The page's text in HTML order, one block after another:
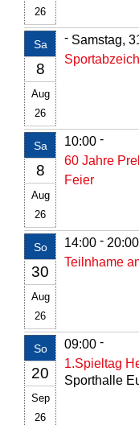
26
Sa
8
Aug
26
- Samstag,
Sa
8
Aug
26
10:00 -
60 Jahre
Feier
So
30
Aug
26
14:00 - 20:00
Teilnhame
So
20
Sep
26
09:00 -
1.Spieltag
Sporthalle